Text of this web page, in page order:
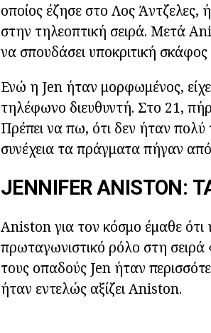
οποίος έζησε στο Λος
στην τηλεοπτική σειρά. Μετά
να σπουδάσει υποκριτική
Ενώ η Jen ήταν μορφωμένος,
τηλέφωνο διευθυντή. Στο 21,
Πρέπει να πω, ότι δεν ήταν
συνέχεια τα πράγματα πήγαν
JENNIFER ANISTON:
Aniston για τον κόσμο έμαθε
πρωταγωνιστικό ρόλο στη
τους οπαδούς Jen ήταν
ήταν εντελώς αξίζει Aniston.